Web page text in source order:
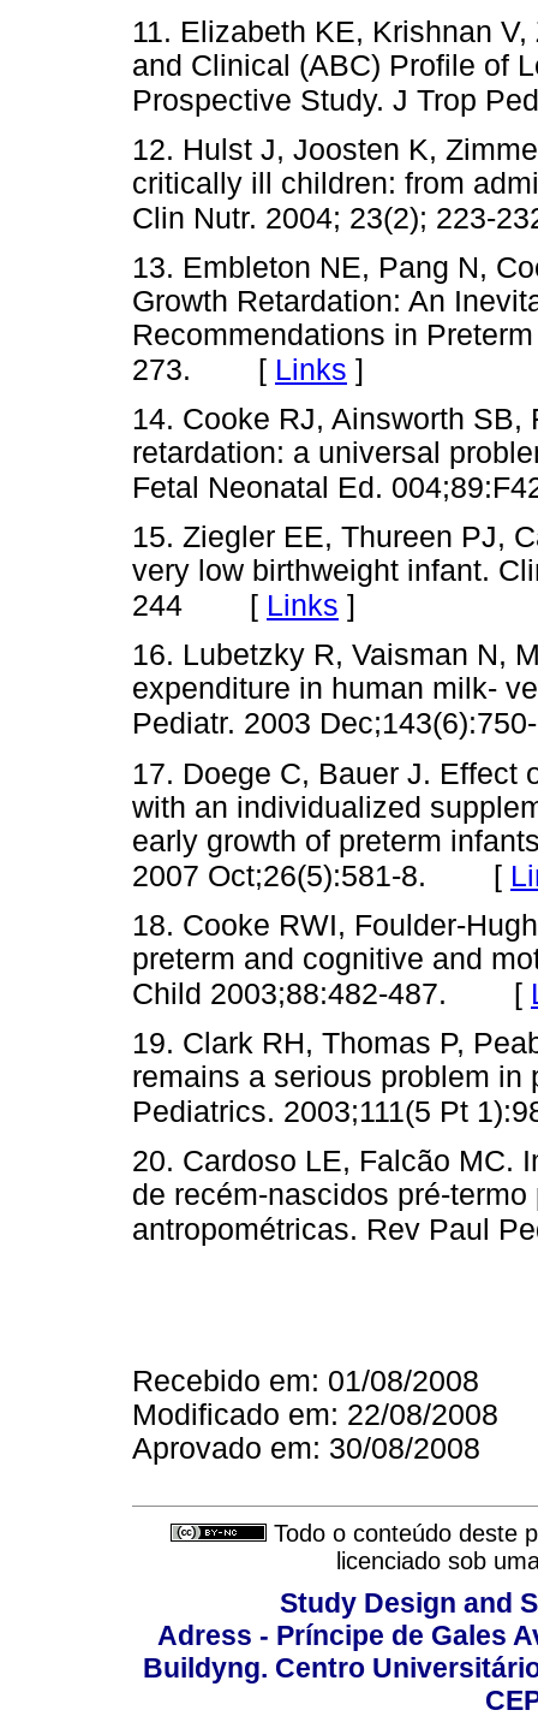
11. Elizabeth KE, Krishnan
and Clinical (ABC) Profile of
Prospective Study. J Trop
12. Hulst J, Joosten K,
critically ill children: from
Clin Nutr. 2004; 23(2); 223-
13. Embleton NE, Pang N,
Growth Retardation: An
Recommendations in
273. [ Links ]
14. Cooke RJ, Ainsworth SB,
retardation: a universal
Fetal Neonatal Ed.
15. Ziegler EE, Thureen PJ,
very low birthweight infant.
244 [ Links ]
16. Lubetzky R, Vaisman N,
expenditure in human milk-
Pediatr. 2003
17. Doege C, Bauer J. Effect
with an individualized
early growth of preterm
2007 Oct;26(5):581-8. [
18. Cooke RWI, Foulder-
preterm and cognitive and
Child 2003;88:482-487. [
19. Clark RH, Thomas P,
remains a serious problem in
Pediatrics. 2003;111(5 Pt
20. Cardoso LE, Falcão MC.
de recém-nascidos pré-
antropométricas. Rev Paul
Recebido em: 01/08/2008
Modificado em: 22/08/2008
Aprovado em: 30/08/2008
Todo o conteúdo deste
licenciado sob
Study Design and
Adress - Príncipe de Gales
Buildyng. Centro